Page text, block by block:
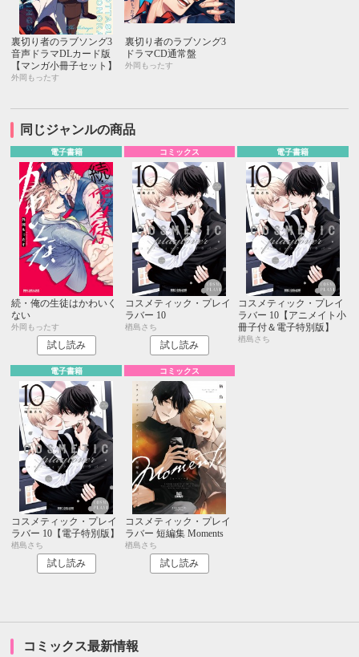
裏切り者のラブソング3
音声ドラマDLカード版
【マンガ小冊子セット】
外岡もったす
裏切り者のラブソング3
ドラマCD通常盤
外岡もったす
同じジャンルの商品
電子書籍
続・俺の生徒はかわいく
ない
外岡もったす
試し読み
コミックス
コスメティック・プレイ
ラバー 10
楢島さち
試し読み
電子書籍
コスメティック・プレイ
ラバー 10【アニメイト小
冊子付＆電子特別版】
楢島さち
電子書籍
コスメティック・プレイ
ラバー 10【電子特別版】
楢島さち
試し読み
コミックス
コスメティック・プレイ
ラバー 短編集 Moments
楢島さち
試し読み
コミックス最新情報